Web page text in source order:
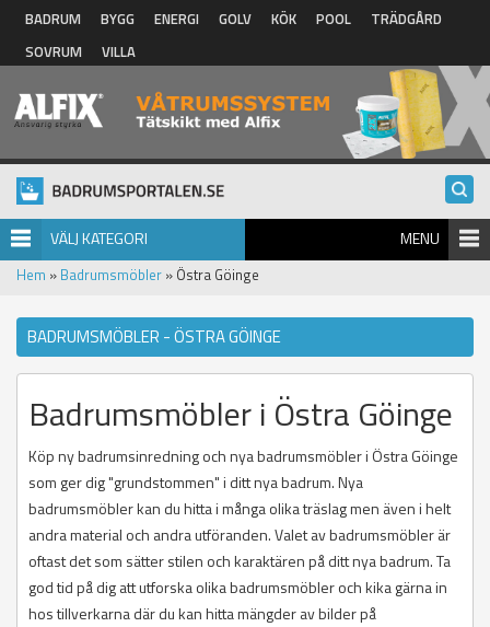
Hoppa till huvudinnehåll
BADRUM BYGG ENERGI GOLV KÖK POOL
TRÄDGÅRD
SOVRUM
VILLA
VÄLJ KATEGORI MENU
Hem » Badrumsmöbler » Östra Göinge
BADRUMSMÖBLER - ÖSTRA GÖINGE
Badrumsmöbler i Östra Göinge
Köp ny badrumsinredning och nya badrumsmöbler i Östra Göinge
som ger dig "grundstommen" i ditt nya badrum. Nya
badrumsmöbler kan du hitta i många olika träslag men även i helt
andra material och andra utföranden. Valet av badrumsmöbler är
oftast det som sätter stilen och karaktären på ditt nya badrum. Ta
god tid på dig att utforska olika badrumsmöbler och kika gärna in
hos tillverkarna där du kan hitta mängder av bilder på